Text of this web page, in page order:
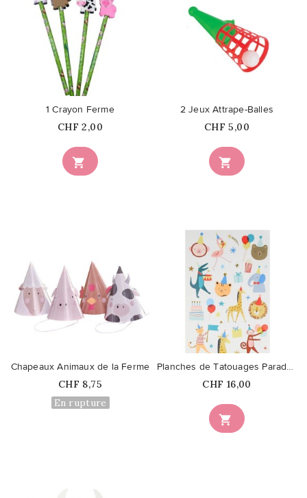

1 Crayon Ferme
Prix
CHF 2,00

2 Jeux Attrape-Balles
Prix
CHF 5,00
favorite_border
Chapeaux Animaux de la Ferme
Prix
CHF 8,75
En rupture

Planches de Tatouages Parade des...
Prix
CHF 16,00